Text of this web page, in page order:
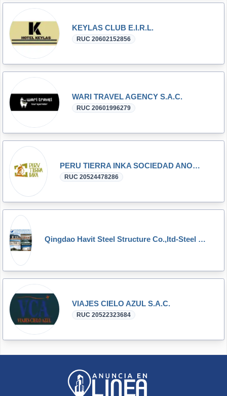
KEYLAS CLUB E.I.R.L.
RUC 20602152856
WARI TRAVEL AGENCY S.A.C.
RUC 20601996279
PERU TIERRA INKA SOCIEDAD ANONIMA CERRADA
RUC 20524478286
Qingdao Havit Steel Structure Co.,ltd-Steel Workshop,Steel Warehouse,Steel Shed,Prefabricated Steel
VIAJES CIELO AZUL S.A.C.
RUC 20522323684